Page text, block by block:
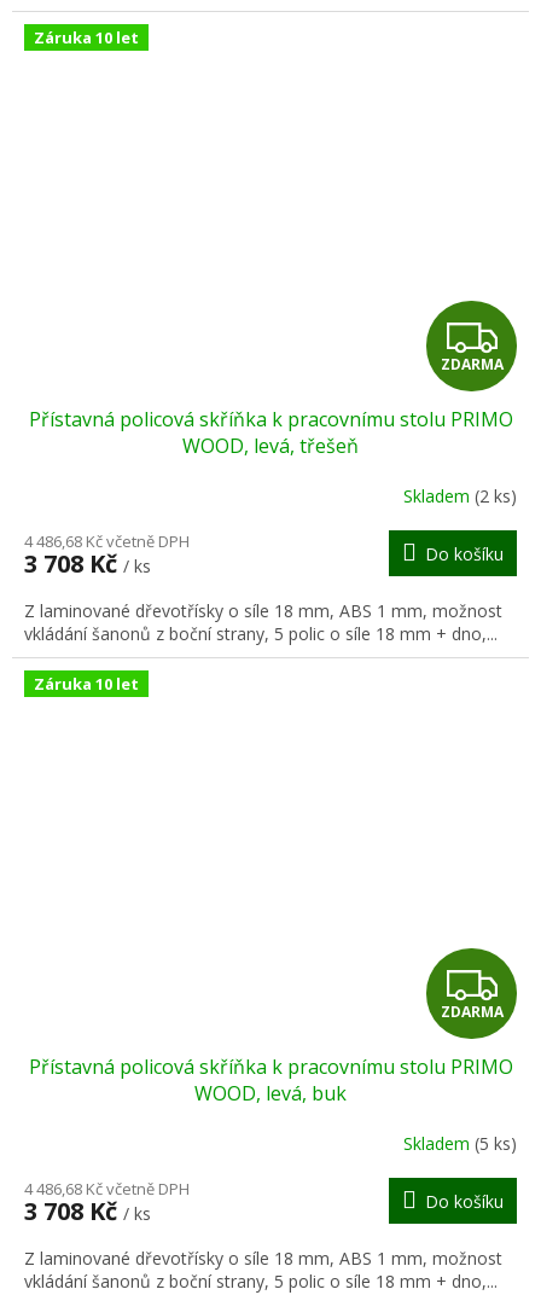
Záruka 10 let
Z
D
A
R
M
A
ZDARMA
Přístavná policová skříňka k pracovnímu stolu PRIMO
WOOD, levá, třešeň
Skladem (2 ks)
4 486,68 Kč včetně DPH
3 708 Kč / ks
Do košíku
Z laminované dřevotřísky o síle 18 mm, ABS 1 mm, možnost
vkládání šanonů z boční strany, 5 polic o síle 18 mm + dno,...
Záruka 10 let
Z
D
A
R
M
A
ZDARMA
Přístavná policová skříňka k pracovnímu stolu PRIMO
WOOD, levá, buk
Skladem (5 ks)
4 486,68 Kč včetně DPH
3 708 Kč / ks
Do košíku
Z laminované dřevotřísky o síle 18 mm, ABS 1 mm, možnost
vkládání šanonů z boční strany, 5 polic o síle 18 mm + dno,...